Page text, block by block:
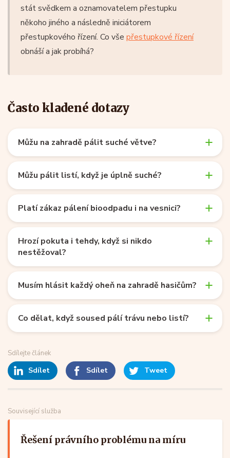
stát svědkem a oznamovatelem přestupku
někoho jiného a následně iniciátorem
přestupkového řízení. Co vše přestupkové řízení
obnáší a jak probíhá?
Často kladené dotazy
Můžu na zahradě pálit suché větve?
Můžu pálit listí, když je úplně suché?
Platí zákaz pálení bioodpadu i na vesnici?
Hrozí pokuta i tehdy, když si nikdo
nestěžoval?
Musím hlásit každý oheň na zahradě hasičům?
Co dělat, když soused pálí trávu nebo listí?
Sdílejte článek
Sdílet Sdílet Tweet
Související služba
Řešení právního problému na míru